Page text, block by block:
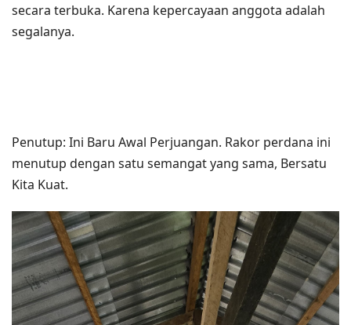
secara terbuka. Karena kepercayaan anggota adalah
segalanya.
Penutup: Ini Baru Awal Perjuangan. Rakor perdana ini
menutup dengan satu semangat yang sama, Bersatu
Kita Kuat.